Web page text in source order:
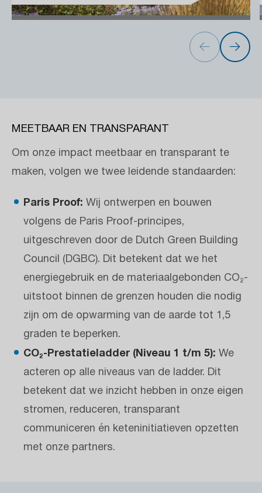
MEETBAAR EN TRANSPARANT
Om onze impact meetbaar en transparant te
maken, volgen we twee leidende standaarden:
Paris Proof: Wij ontwerpen en bouwen
volgens de Paris Proof-principes,
uitgeschreven door de Dutch Green Building
Council (DGBC). Dit betekent dat we het
energiegebruik en de materiaalgebonden CO₂-
uitstoot binnen de grenzen houden die nodig
zijn om de opwarming van de aarde tot 1,5
graden te beperken.
CO₂-Prestatieladder (Niveau 1 t/m 5): We
acteren op alle niveaus van de ladder. Dit
betekent dat we inzicht hebben in onze eigen
stromen, reduceren, transparant
communiceren én keteninitiatieven opzetten
met onze partners.